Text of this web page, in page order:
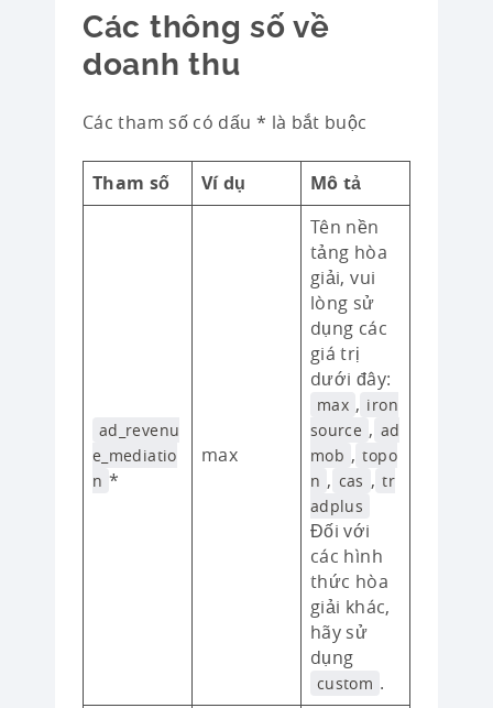
Các thông số về
doanh thu
Các tham số có dấu * là bắt buộc
Tham số Ví dụ Mô tả
ad_revenu
e_mediatio
n *
max
Tên nền
tảng hòa
giải, vui
lòng sử
dụng các
giá trị
dưới đây:
max , iron
source , ad
mob , topo
n , cas , tr
adplus
Đối với
các hình
thức hòa
giải khác,
hãy sử
dụng
custom .